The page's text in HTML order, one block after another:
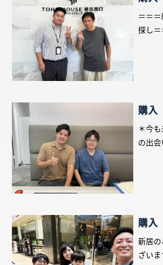
＝＝
探し＝
購入
＊今
の出会
購入
新居
ざいま